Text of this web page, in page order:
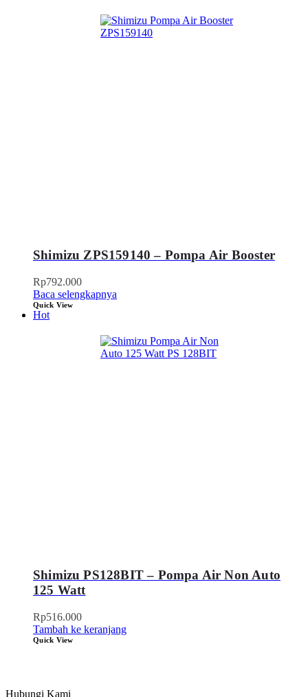
Shimizu ZPS159140 – Pompa Air Booster
Rp792.000
Baca selengkapnya
Quick View
Hot
Shimizu PS128BIT – Pompa Air Non Auto
125 Watt
Rp516.000
Tambah ke keranjang
Quick View
Hubungi Kami